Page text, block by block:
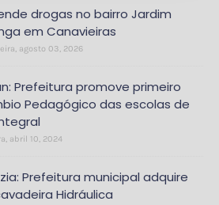
drogas no bairro Jardim
em Canavieiras
agosto 03, 2026
Prefeitura promove primeiro
Pedagógico das escolas de
abril 10, 2024
Prefeitura municipal adquire
Hidráulica